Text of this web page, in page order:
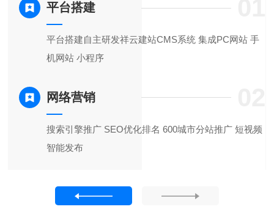
平台搭建
平台搭建自主研发祥云建站CMS系统 集成PC网站 手
机网站 小程序
网络营销
搜索引擎推广 SEO优化排名 600城市分站推广 短视频
智能发布